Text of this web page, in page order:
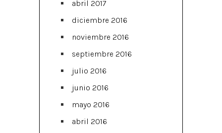
abril 2017
diciembre 2016
noviembre 2016
septiembre 2016
julio 2016
junio 2016
mayo 2016
abril 2016